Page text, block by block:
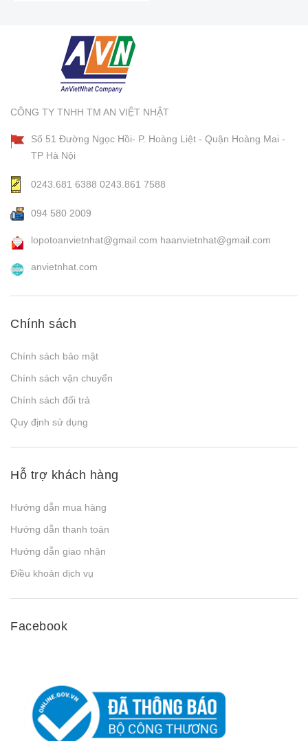
CÔNG TY TNHH TM AN VIỆT NHẬT
Số 51 Đường Ngọc Hồi- P. Hoàng Liệt - Quận Hoàng Mai -
TP Hà Nội
0243.681 6388 0243.861 7588
094 580 2009
lopotoanvietnhat@gmail.com haanvietnhat@gmail.com
anvietnhat.com
Chính sách
Chính sách bảo mật
Chính sách vận chuyển
Chính sách đổi trả
Quy định sử dụng
Hỗ trợ khách hàng
Hướng dẫn mua hàng
Hướng dẫn thanh toán
Hướng dẫn giao nhận
Điều khoản dịch vụ
Facebook